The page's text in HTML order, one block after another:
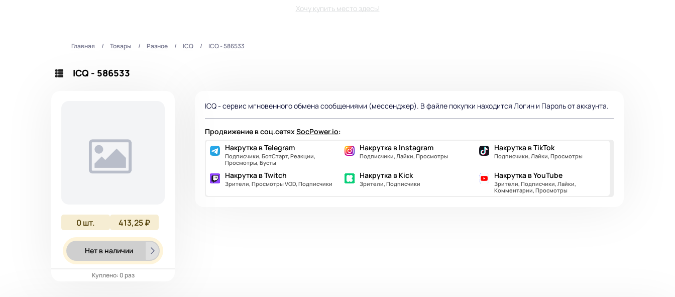
Хочу купить место здесь!
Главная Товары Разное ICQ ICQ - 586533
ICQ - 586533
0шт. 413,25 ₽
Нет в наличии
Куплено: 0 раз
ICQ - сервис мгновенного обмена сообщениями (мессенджер). В файле покупки находится Логин и Пароль от аккаунта.
Продвижение в соц.сетяхSocPower.io:
Накрутка в Telegram
Подписчики, БотСтарт, Реакции,
Просмотры, Бусты
Накрутка в Instagram
Подписчики, Лайки, Просмотры
Накрутка в TikTok
Подписчики, Лайки, Просмотры
Накрутка в Twitch
Зрители, Просмотры VOD, Подписчики
Накрутка в Kick
Зрители, Подписчики
Накрутка в YouTube
Зрители, Подписчики, Лайки,
Комментарии, Просмотры